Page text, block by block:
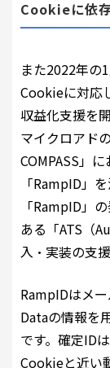
Cookieに依
また2022年の
Cookieに対応
収益化支援を
マイクロアド
COMPASS」
「RampID」
「RampID」
ある「ATS（
入・実装の支
RampIDはメ
Dataの情報を
です。確定ID
Cookieと近い